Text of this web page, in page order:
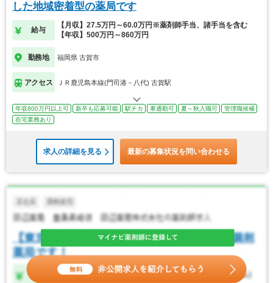
した地域密着型の薬局です
給与
【月収】27.5万円～60.0万円※薬剤師手当、諸手当を含む
【年収】500万円～860万円
勤務地 福岡県 古賀市
アクセス ＪＲ鹿児島本線(門司港－八代) 古賀駅
年収800万円以上可 新卒も応募可能 駅チカ 車通勤可 夏～秋入職可
管理職候補
在宅業務あり
求人の詳細を見る 最新の募集状況を問い合わせる